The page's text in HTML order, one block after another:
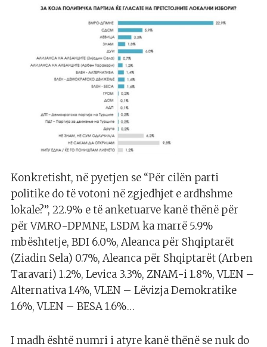
Konkretisht, në pyetjen se “Për cilën parti
politike do të votoni në zgjedhjet e ardhshme
lokale?”, 22.9% e të anketuarve kanë thënë për
për VMRO-DPMNE, LSDM ka marrë 5.9%
mbështetje, BDI 6.0%, Aleanca për Shqiptarët
(Ziadin Sela) 0.7%, Aleanca për Shqiptarët (Arben
Taravari) 1.2%, Levica 3.3%, ZNAM-i 1.8%, VLEN –
Alternativa 1.4%, VLEN – Lëvizja Demokratike
1.6%, VLEN – BESA 1.6%…
I madh është numri i atyre kanë thënë se nuk do